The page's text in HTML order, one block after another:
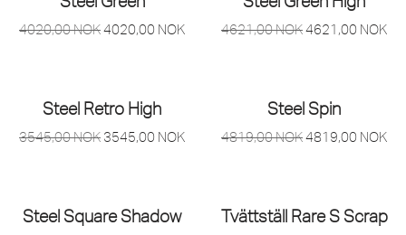
4020,00NOK4020,00 NOK 4621,00NOK4621,00 NOK
Steel Retro High
3545,00NOK 3545,00 NOK
Steel Spin
4819,00NOK4819,00 NOK
Steel Square Shadow Tvättställ Rare S Scrap